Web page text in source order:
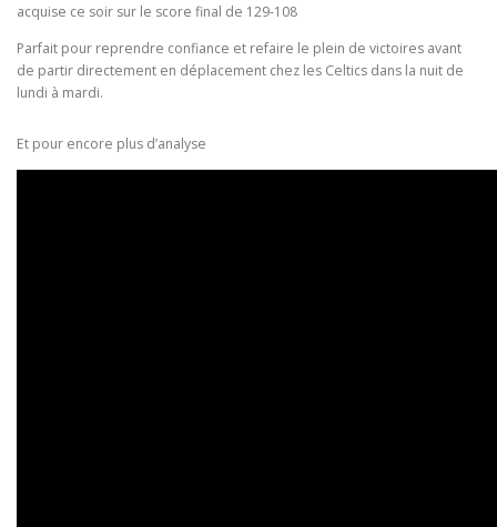
acquise ce soir sur le score final de 129-108
Parfait pour reprendre confiance et refaire le plein de victoires avant
de partir directement en déplacement chez les Celtics dans la nuit de
lundi à mardi.
Et pour encore plus d’analyse